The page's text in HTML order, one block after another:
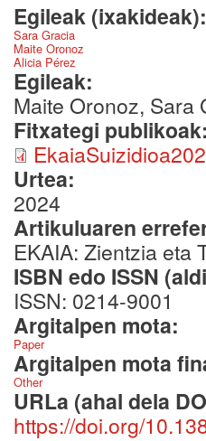
Egileak
Sara Gracia
Maite Oronoz
Alicia Pérez
Egileak:
Maite Oronoz, Sara
Fitxategi
Urtea:
2024
Artikuluaren
EKAIA: Zientzia eta
ISBN edo ISSN
ISSN: 0214-9001
Argitalpen mota:
Paper
Argitalpen mota
Other
URLa (ahal dela
https://doi.org/